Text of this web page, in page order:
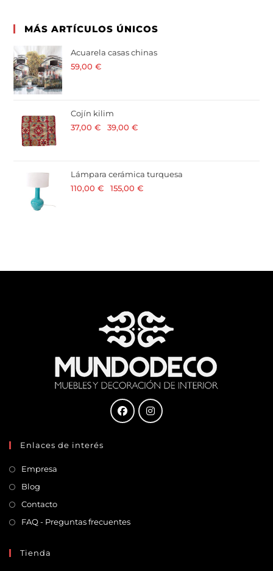
MÁS ARTÍCULOS ÚNICOS
Acuarela casas chinas
59,00€
Cojín kilim
37,00€ 39,00€
Lámpara cerámica turquesa
110,00€ 155,00€
Enlaces de interés
Empresa
Blog
Contacto
FAQ - Preguntas frecuentes
Tienda